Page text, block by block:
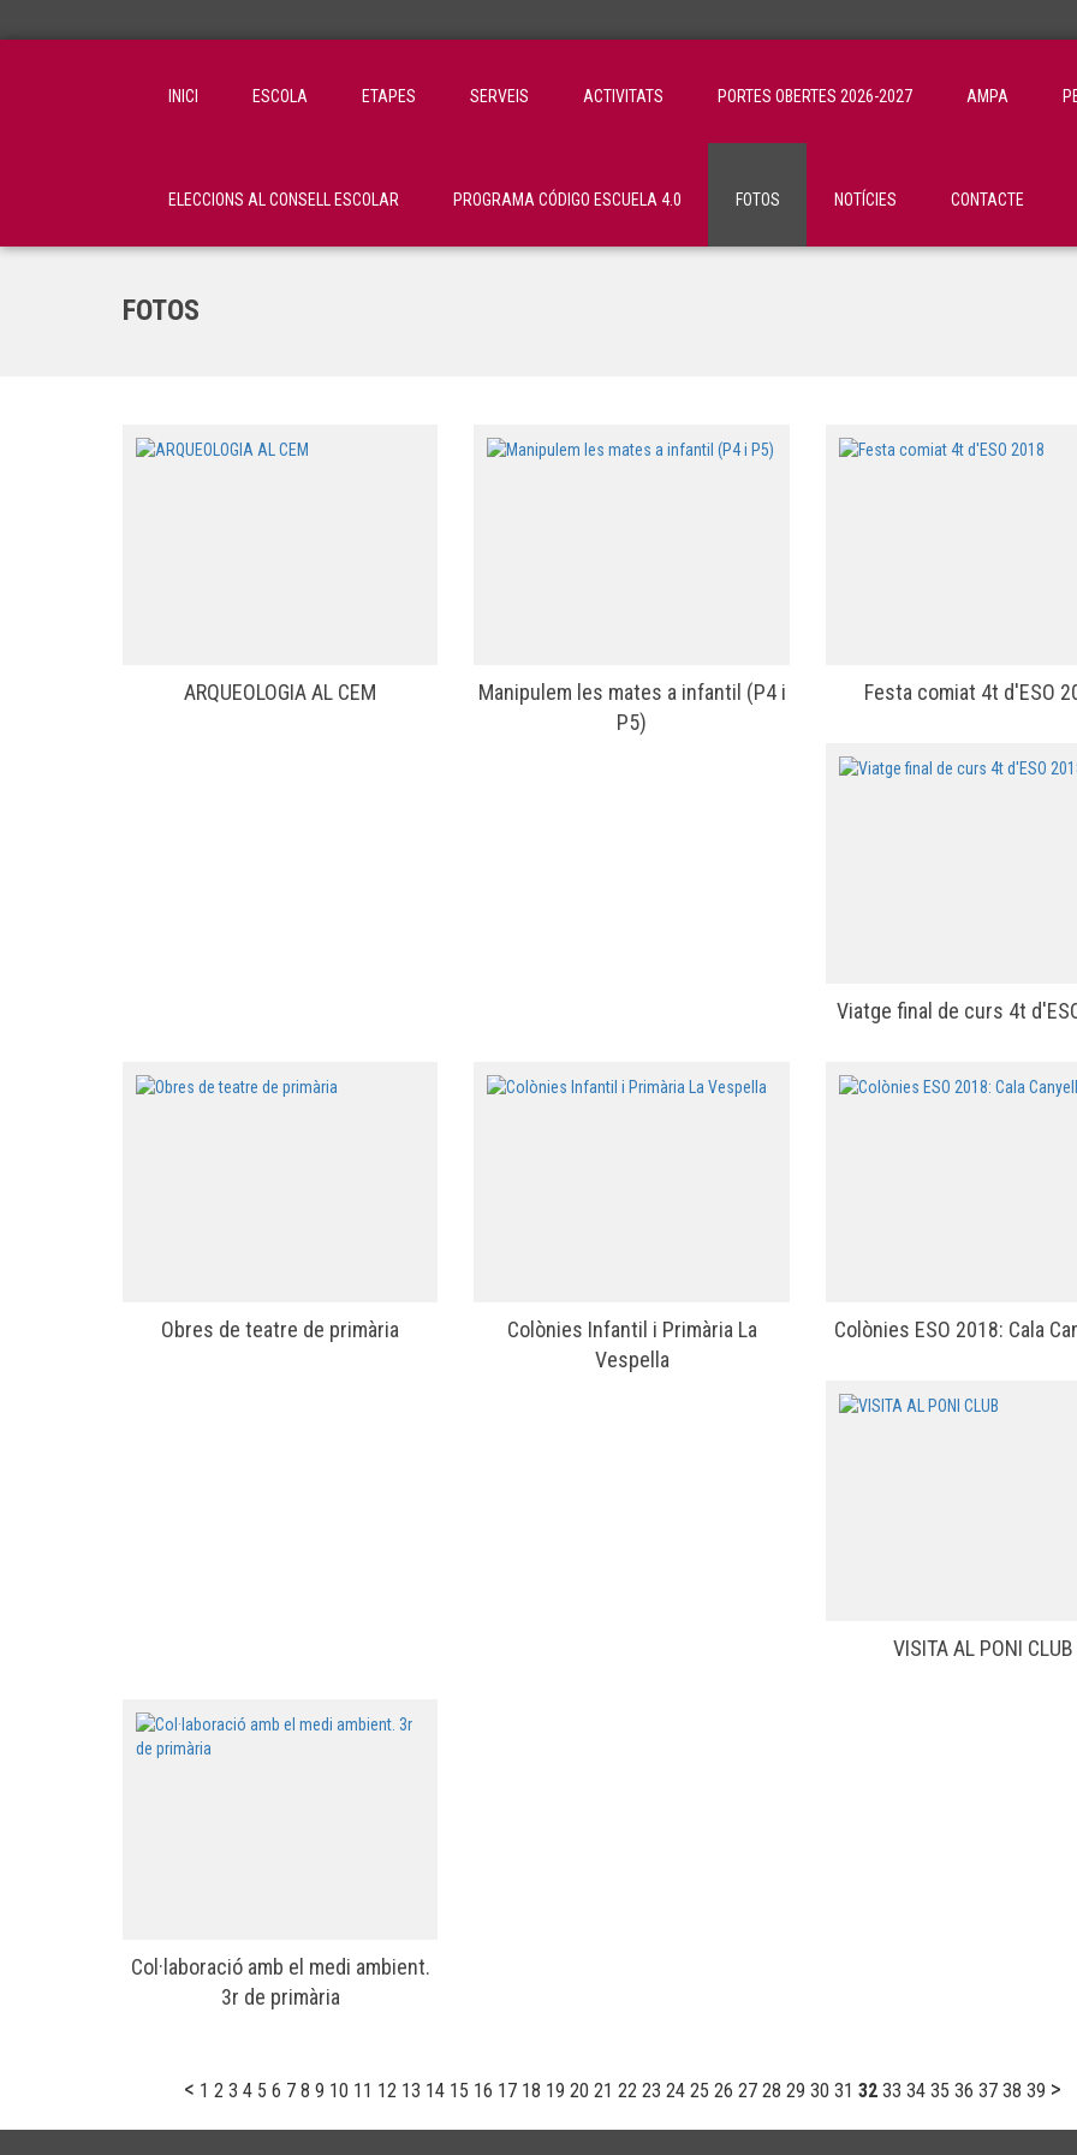
INICI ESCOLA ETAPES SERVEIS ACTIVITATS PORTES OBERTES 2026-2027 AMPA
ELECCIONS AL CONSELL ESCOLAR PROGRAMA CÓDIGO ESCUELA 4.0 FOTOS NOTÍCIES CONTACTE
FOTOS
ARQUEOLOGIA AL CEM
Manipulem les mates a infantil (P4 i
P5)
Festa comiat 4t d'ESO
Viatge final de curs 4t
Obres de teatre de primària
Colònies Infantil i Primària La
Vespella
Colònies ESO 2018: Cala
VISITA AL PONI CLUB
Col·laboració amb el medi ambient.
3r de primària
< 1 2 3 4 5 6 7 8 9 10 11 12 13 14 15 16 17 18 19 20 21 22 23 24 25 26 27 28 29 30 31 32 33 34 35 36 37 38 39 >